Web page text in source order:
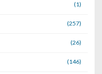
(1)
(257)
(26)
(146)